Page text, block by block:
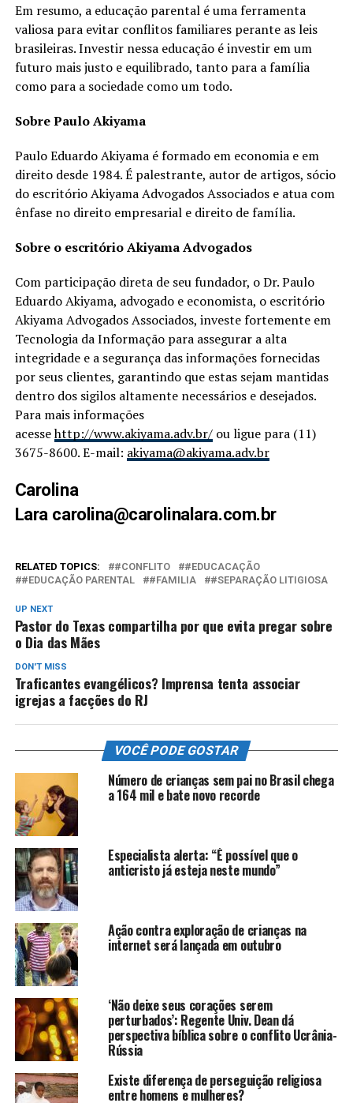
Em resumo, a educação parental é uma ferramenta
valiosa para evitar conflitos familiares perante as leis
brasileiras. Investir nessa educação é investir em um
futuro mais justo e equilibrado, tanto para a família
como para a sociedade como um todo.
Sobre Paulo Akiyama
Paulo Eduardo Akiyama é formado em economia e em
direito desde 1984. É palestrante, autor de artigos, sócio
do escritório Akiyama Advogados Associados e atua com
ênfase no direito empresarial e direito de família.
Sobre o escritório Akiyama Advogados
Com participação direta de seu fundador, o Dr. Paulo
Eduardo Akiyama, advogado e economista, o escritório
Akiyama Advogados Associados, investe fortemente em
Tecnologia da Informação para assegurar a alta
integridade e a segurança das informações fornecidas
por seus clientes, garantindo que estas sejam mantidas
dentro dos sigilos altamente necessários e desejados.
Para mais informações
acessehttp://www.akiyama.adv.br/ou ligue para (11)
3675-8600. E-mail: akiyama@akiyama.adv.br
Carolina
Lara carolina@carolinalara.com.br
RELATED TOPICS: #CONFLITO
#EDUCACAÇÃO
#EDUCAÇÃO PARENTAL
#FAMILIA #SEPARAÇÃO LITIGIOSA
UP NEXT
Pastor do Texas compartilha por que evita pregar sobre
o Dia das Mães
DON'T MISS
Traficantes evangélicos? Imprensa tenta associar
igrejas a facções do RJ
VOCÊ PODE GOSTAR
Número de crianças sem pai no Brasil chega
a 164 mil e bate novo recorde
Especialista alerta: “É possível que o
anticristo já esteja neste mundo”
Ação contra exploração de crianças na
internet será lançada em outubro
‘Não deixe seus corações serem
perturbados’: Regente Univ. Dean dá
perspectiva bíblica sobre o conflito Ucrânia-
Rússia
Existe diferença de perseguição religiosa
entre homens e mulheres?